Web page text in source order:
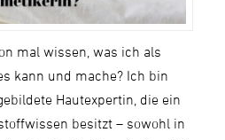
mal wissen, was ich als
kann und mache? Ich bin
Hautexpertin, die ein
besitzt – sowohl in